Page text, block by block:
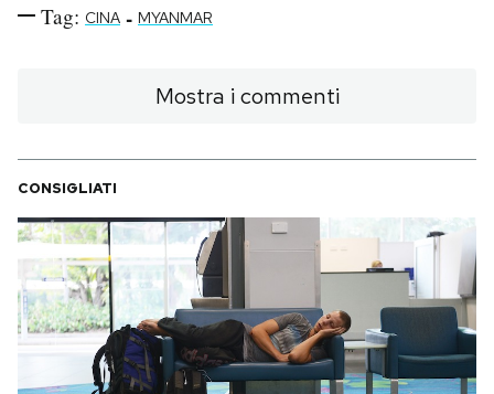
Tag: CINA - MYANMAR
Mostra i commenti
CONSIGLIATI